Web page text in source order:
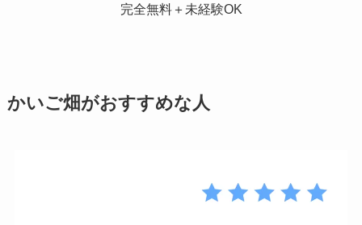
完全無料＋未経験OK
かいご畑がおすすめな人